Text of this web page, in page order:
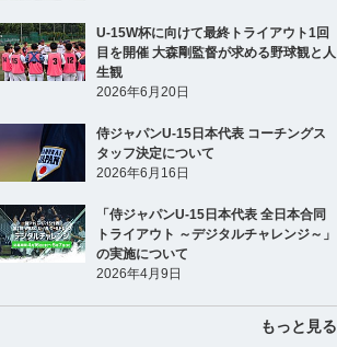
U-15W杯に向けて最終トライアウト1回
目を開催 大森剛監督が求める野球観と人
生観
2026年6月20日
侍ジャパンU-15日本代表 コーチングス
タッフ決定について
2026年6月16日
「侍ジャパンU-15日本代表 全日本合同
トライアウト ～デジタルチャレンジ～」
の実施について
2026年4月9日
もっと見る